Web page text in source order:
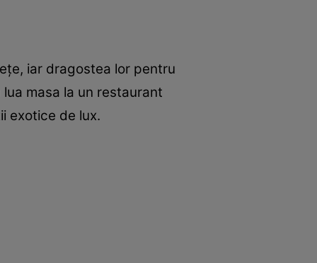
iar dragostea lor pentru
masa la un restaurant
exotice de lux.